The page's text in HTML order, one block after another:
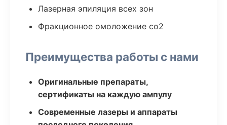
Лазерная эпиляция всех зон
Фракционное омоложение co2
Преимущества работы с нами
Оригинальные препараты,
сертификаты на каждую ампулу
Современные лазеры и аппараты